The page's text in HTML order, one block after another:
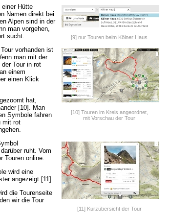
[9] nur Touren beim Kölner Haus
Hütte
Namen direkt bei
Alpen sind in der
man vorgehen,
sucht.
[10] Touren im Kreis angeordnet,
mit Vorschau der Tour
vorhanden ist
man mit der
Tour in rot
einem
einen Klick
hat,
[10]. Man
Symbole fahren
mit rot
[11] Kurzübersicht der Tour
ruht. Vom
Touren online.
wird eine
angezeigt [11].
die Tourenseite
wir die Tour